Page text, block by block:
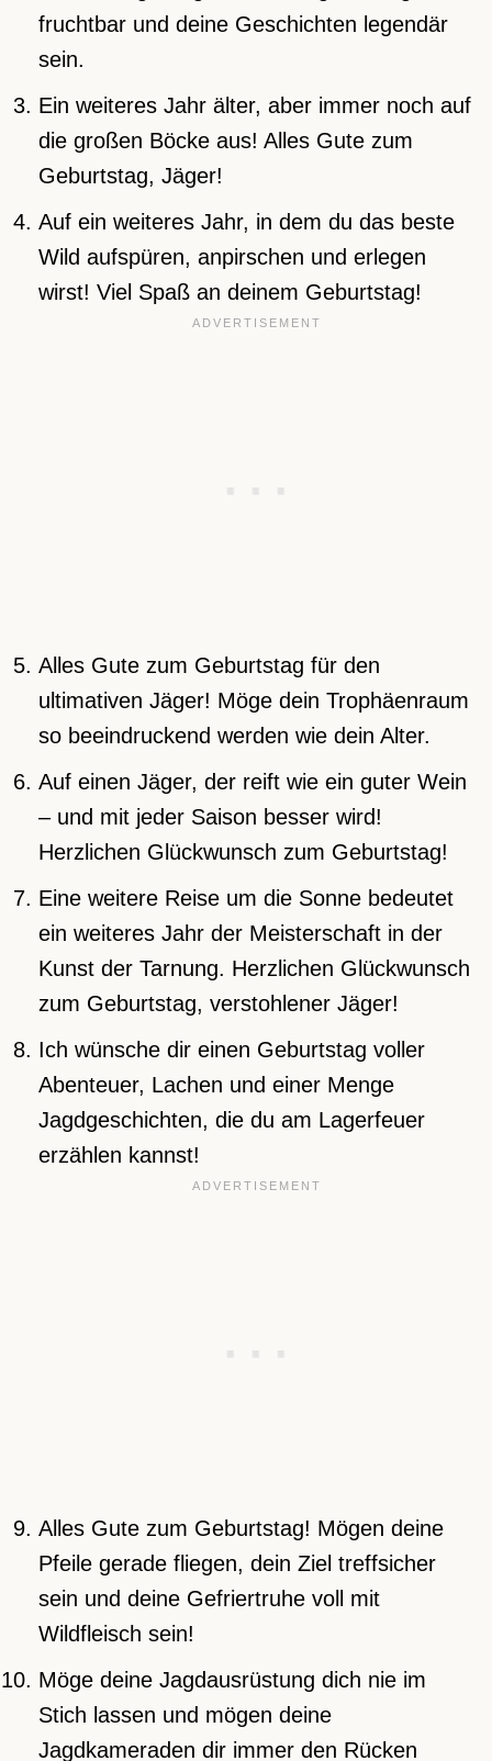
fruchtbar und deine Geschichten legendär
sein.
Ein weiteres Jahr älter, aber immer noch auf
die großen Böcke aus! Alles Gute zum
Geburtstag, Jäger!
Auf ein weiteres Jahr, in dem du das beste
Wild aufspüren, anpirschen und erlegen
wirst! Viel Spaß an deinem Geburtstag!
Alles Gute zum Geburtstag für den
ultimativen Jäger! Möge dein Trophäenraum
so beeindruckend werden wie dein Alter.
Auf einen Jäger, der reift wie ein guter Wein
– und mit jeder Saison besser wird!
Herzlichen Glückwunsch zum Geburtstag!
Eine weitere Reise um die Sonne bedeutet
ein weiteres Jahr der Meisterschaft in der
Kunst der Tarnung. Herzlichen Glückwunsch
zum Geburtstag, verstohlener Jäger!
Ich wünsche dir einen Geburtstag voller
Abenteuer, Lachen und einer Menge
Jagdgeschichten, die du am Lagerfeuer
erzählen kannst!
Alles Gute zum Geburtstag! Mögen deine
Pfeile gerade fliegen, dein Ziel treffsicher
sein und deine Gefriertruhe voll mit
Wildfleisch sein!
Möge deine Jagdausrüstung dich nie im
Stich lassen und mögen deine
Jagdkameraden dir immer den Rücken